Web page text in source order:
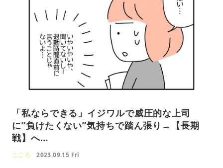
「私ならできる」イジワルで威圧的な上司
に”負けたくない”気持ちで踏ん張り→【長期
戦】へ…
こころ 2023.09.15 Fri